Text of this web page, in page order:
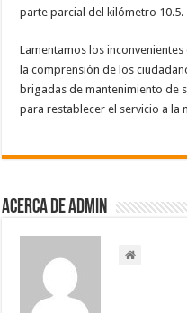
parte parcial del kilómetro 10.5.
Lamentamos los
la comprensión de los
brigadas de mantenimiento de
para restablecer el servicio a la
Acerca de admin